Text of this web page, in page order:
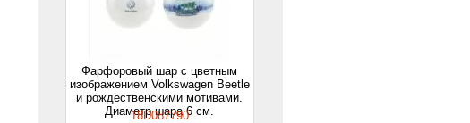
Фарфоровый шар с цветным
изображением Volkswagen Beetle
и рождественскими мотивами.
Диаметр шара 6 см.
18D087790